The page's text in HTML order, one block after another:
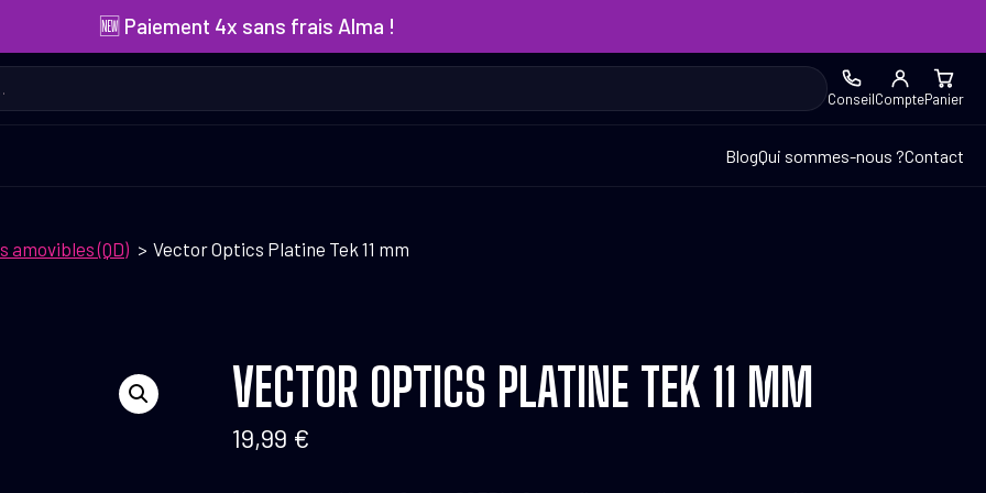
🆕 Paiement 4x sans frais Alma !
ConseilComptePanier
BlogQui sommes-nous ?Contact
amovibles (QD) Vector Optics Platine Tek 11 mm
VECTOR OPTICS PLATINE TEK 11 MM
19,99 €